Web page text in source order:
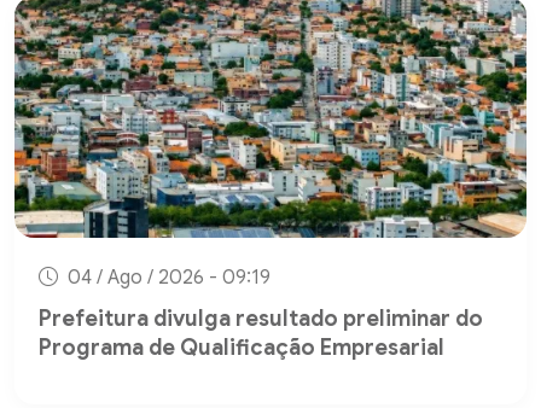
04 / Ago / 2026 - 09:19
Prefeitura divulga resultado preliminar do
Programa de Qualificação Empresarial